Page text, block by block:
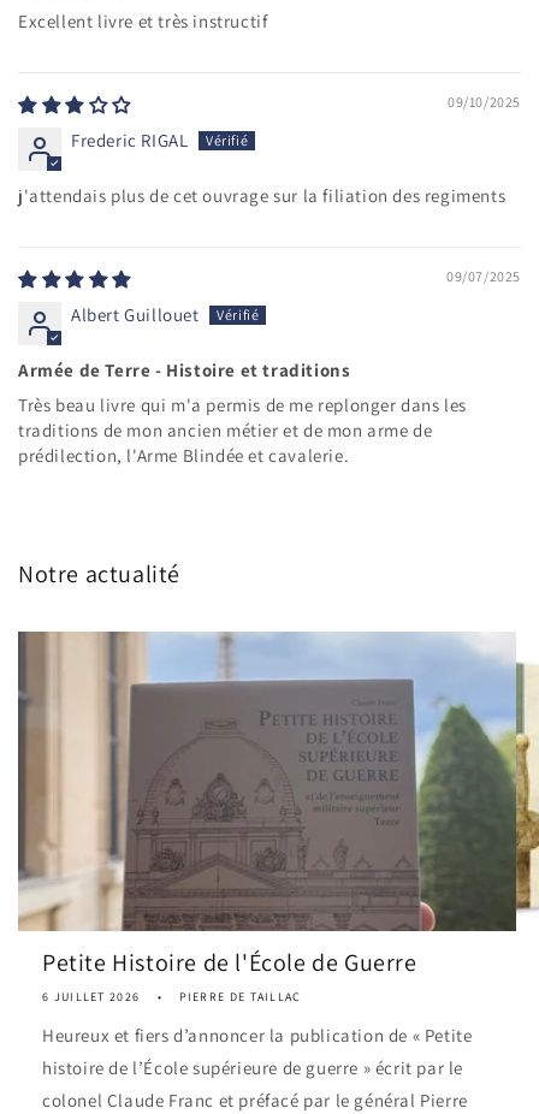
Excellent livre et très instructif
09/10/2025
Frederic RIGAL
j'attendais plus de cet ouvrage sur la filiation des regiments
09/07/2025
Albert Guillouet
Armée de Terre - Histoire et traditions
Très beau livre qui m'a permis de me replonger dans les
traditions de mon ancien métier et de mon arme de
prédilection, l'Arme Blindée et cavalerie.
Notre actualité
Petite Histoire de l'École de Guerre
6 JUILLET 2026 PIERRE DE TAILLAC
Heureux et fiers d’annoncer la publication de « Petite
histoire de l’École supérieure de guerre » écrit par le
colonel Claude Franc et préfacé par le général Pierre